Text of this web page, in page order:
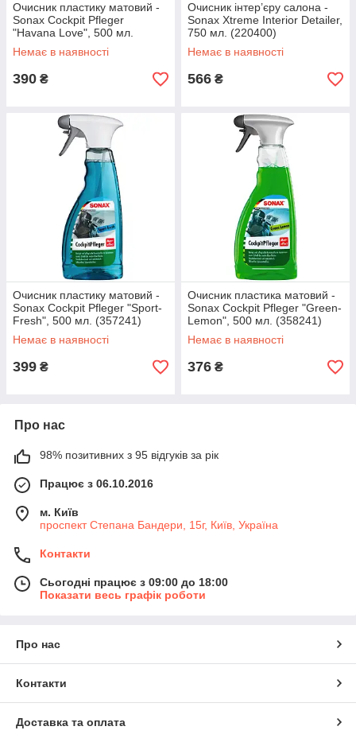
Очисник пластику матовий -
Sonax Cockpit Pfleger
"Havana Love", 500 мл.
(368241)
Немає в наявності
390 ₴
Очисник інтер’єру салона -
Sonax Xtreme Interior Detailer,
750 мл. (220400)
Немає в наявності
566 ₴
Очисник пластику матовий -
Sonax Cockpit Pfleger "Sport-
Fresh", 500 мл. (357241)
Немає в наявності
399 ₴
Очисник пластика матовий -
Sonax Cockpit Pfleger "Green-
Lemon", 500 мл. (358241)
Немає в наявності
376 ₴
Про нас
98% позитивних з 95 відгуків за рік
Працює з 06.10.2016
м. Київ
проспект Степана Бандери, 15г, Київ, Україна
Контакти
Сьогодні працює з 09:00 до 18:00
Показати весь графік роботи
Про нас
Контакти
Доставка та оплата